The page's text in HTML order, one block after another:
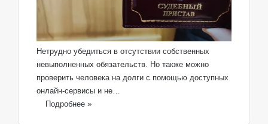
Нетрудно убедиться в отсутствии собственных
невыполненных обязательств. Но также можно
проверить человека на долги с помощью доступных
онлайн-сервисы и не…
Подробнее »